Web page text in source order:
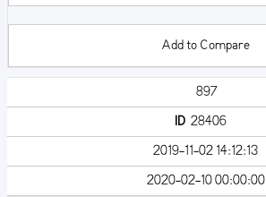
Add to Compare
897
ID28406
2019-11-02 14:12:13
2020-02-10 00:00:00